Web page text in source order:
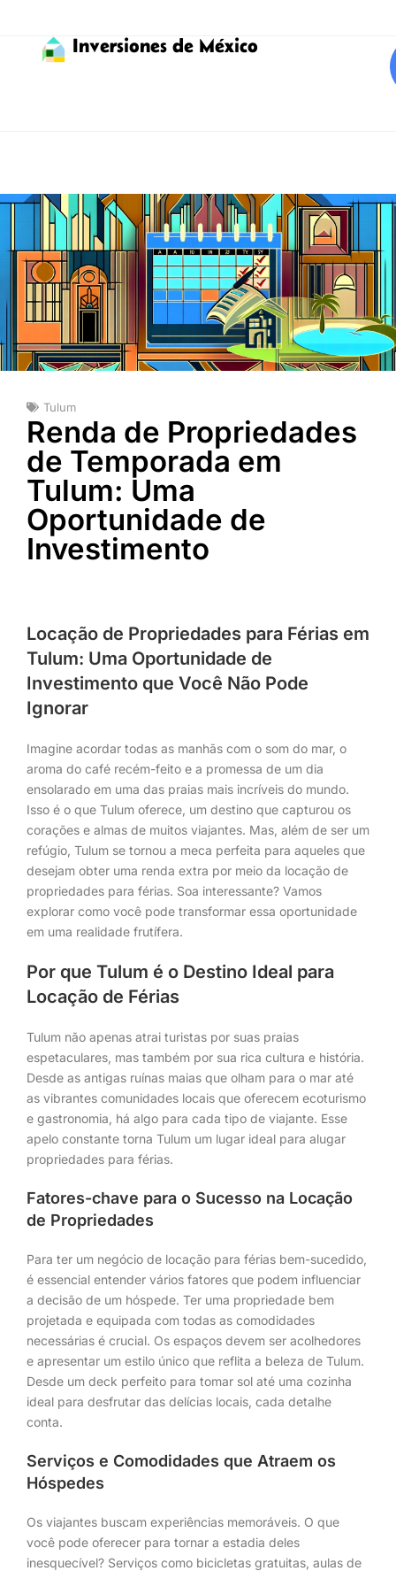
Inversiones de México
Tulum
Renda de Propriedades
de Temporada em
Tulum: Uma
Oportunidade de
Investimento
Locação de Propriedades para Férias em
Tulum: Uma Oportunidade de
Investimento que Você Não Pode
Ignorar
Imagine acordar todas as manhãs com o som do mar, o
aroma do café recém-feito e a promessa de um dia
ensolarado em uma das praias mais incríveis do mundo.
Isso é o que Tulum oferece, um destino que capturou os
corações e almas de muitos viajantes. Mas, além de ser um
refúgio, Tulum se tornou a meca perfeita para aqueles que
desejam obter uma renda extra por meio da locação de
propriedades para férias. Soa interessante? Vamos
explorar como você pode transformar essa oportunidade
em uma realidade frutífera.
Por que Tulum é o Destino Ideal para
Locação de Férias
Tulum não apenas atrai turistas por suas praias
espetaculares, mas também por sua rica cultura e história.
Desde as antigas ruínas maias que olham para o mar até
as vibrantes comunidades locais que oferecem ecoturismo
e gastronomia, há algo para cada tipo de viajante. Esse
apelo constante torna Tulum um lugar ideal para alugar
propriedades para férias.
Fatores-chave para o Sucesso na Locação
de Propriedades
Para ter um negócio de locação para férias bem-sucedido,
é essencial entender vários fatores que podem influenciar
a decisão de um hóspede. Ter uma propriedade bem
projetada e equipada com todas as comodidades
necessárias é crucial. Os espaços devem ser acolhedores
e apresentar um estilo único que reflita a beleza de Tulum.
Desde um deck perfeito para tomar sol até uma cozinha
ideal para desfrutar das delícias locais, cada detalhe
conta.
Serviços e Comodidades que Atraem os
Hóspedes
Os viajantes buscam experiências memoráveis. O que
você pode oferecer para tornar a estadia deles
inesquecível? Serviços como bicicletas gratuitas, aulas de